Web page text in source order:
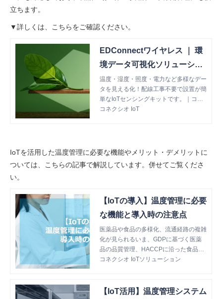
立ちます。
▼詳しくは、こちらをご確認ください。
EDConnectワイヤレス ｜ 環
境データ可視化ソリューショ
ン | コネクシオ株式会社
温度・湿度・照度・電力など多様なデー
タを見える化！配線工事不要で設置が簡
単なIoTセンシングキットです。｜コネ
クシオ株式会社
コネクシオ IoT
IoTを活用した温度管理に必要な機能やメリット・デメリットに
ついては、こちらの記事で解説しています。併せてご覧くださ
い。
【IoTの導入】温度管理に必要
な機能と導入時の注意点
医薬品や食品の多様化、流通経路の複雑
化が見られるいま、GDPに基づく医薬
品の品質管理、HACCPに沿った食品の
衛生管理の重要性が高まっています。そ
に必要な機能と、導入時の注意点につい
コネクシオ IoTソリューション
【IoT活用】温度管理システム